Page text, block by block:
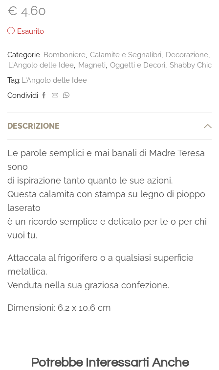
€ 4.60
Esaurito
Categorie Bomboniere Calamite e Segnalibri Decorazione
L'Angolo delle Idee Magneti Oggetti e Decori Shabby Chic
Tag: L'Angolo delle Idee
Condividi
DESCRIZIONE
Le parole semplici e mai banali di Madre Teresa
sono
di ispirazione tanto quanto le sue azioni.
Questa calamita con stampa su legno di pioppo
laserato
è un ricordo semplice e delicato per te o per chi
vuoi tu.
Attaccala al frigorifero o a qualsiasi superficie
metallica.
Venduta nella sua graziosa confezione.
Dimensioni: 6,2 x 10,6 cm
Potrebbe Interessarti Anche